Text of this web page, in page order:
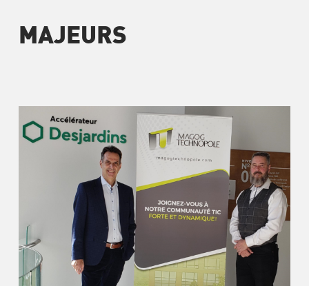
MAJEURS